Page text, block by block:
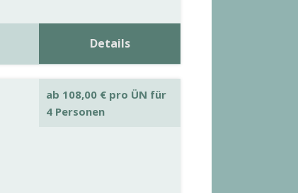
Details
ab 108,00 € pro ÜN für
4 Personen